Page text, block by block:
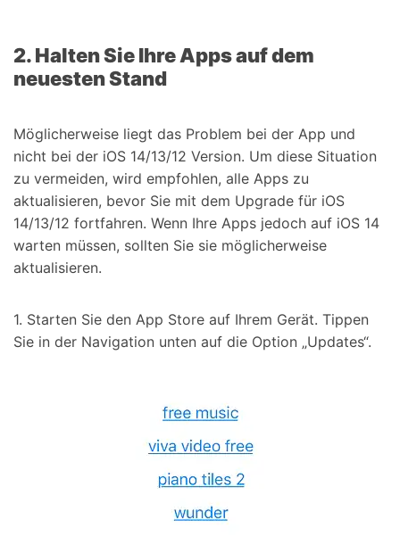
2. Halten Sie Ihre Apps auf dem
neuesten Stand
Möglicherweise liegt das Problem bei der App und
nicht bei der iOS 14/13/12 Version. Um diese Situation
zu vermeiden, wird empfohlen, alle Apps zu
aktualisieren, bevor Sie mit dem Upgrade für iOS
14/13/12 fortfahren. Wenn Ihre Apps jedoch auf iOS 14
warten müssen, sollten Sie sie möglicherweise
aktualisieren.
1. Starten Sie den App Store auf Ihrem Gerät. Tippen
Sie in der Navigation unten auf die Option „Updates“.